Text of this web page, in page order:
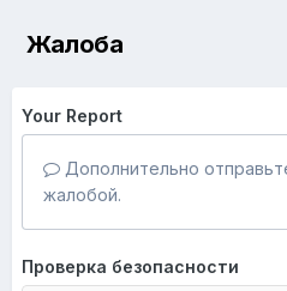
Жалоба
Your Report
Дополнительно
жалобой.
Проверка безопасности